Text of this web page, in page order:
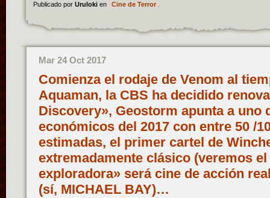
Publicado por Uruloki en Cine de Terror.
Mar 24 Oct 2017
Comienza el rodaje de Venom al
Aquaman, la CBS ha decidido
Discovery», Geostorm apunta a uno
económicos del 2017 con entre 50 /
estimadas, el primer cartel de
extremadamente clásico (veremos
exploradora» será cine de acción
(sí, MICHAEL BAY)…